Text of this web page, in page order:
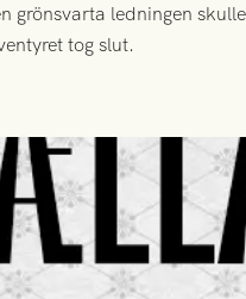
ledningen
tog slut.